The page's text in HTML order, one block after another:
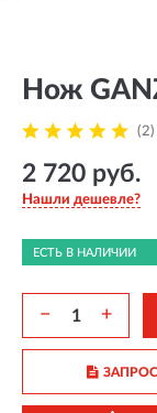
Нож
(2)
2 720 руб.
Нашли дешевле?
ЕСТЬ В НАЛИЧИИ
− +